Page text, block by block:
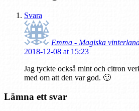
Svara
Emma - Magiska
2018-12-08 at 15:23
Jag tyckte också mint och citron
med om att den var god. 🙂
Lämna ett svar